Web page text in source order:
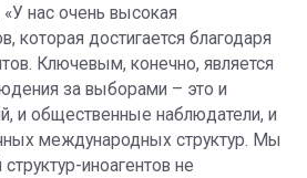
нас очень высокая
которая достигается благодаря
Ключевым, конечно, является
за выборами – это и
и общественные наблюдатели, и
международных структур. Мы
иноагентов не